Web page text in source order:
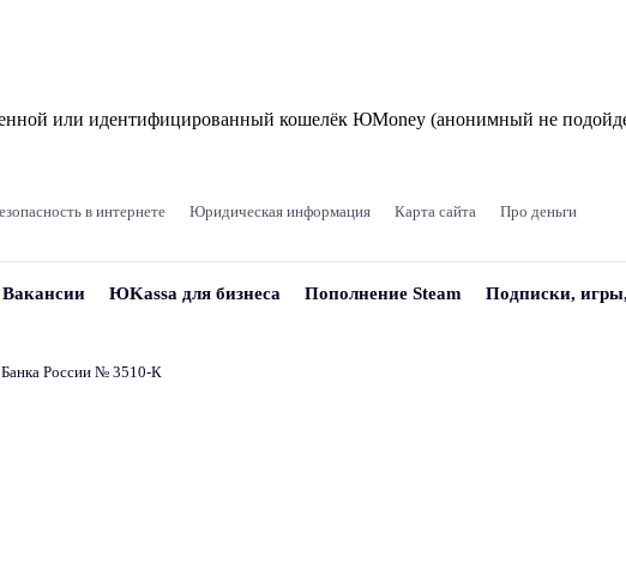
или идентифицированный кошелёк ЮMoney (анонимный не
в интернете Юридическая информация Карта сайта Про деньги
Вакансии ЮKassa для бизнеса Пополнение Steam Подписки,
России № 3510‑К